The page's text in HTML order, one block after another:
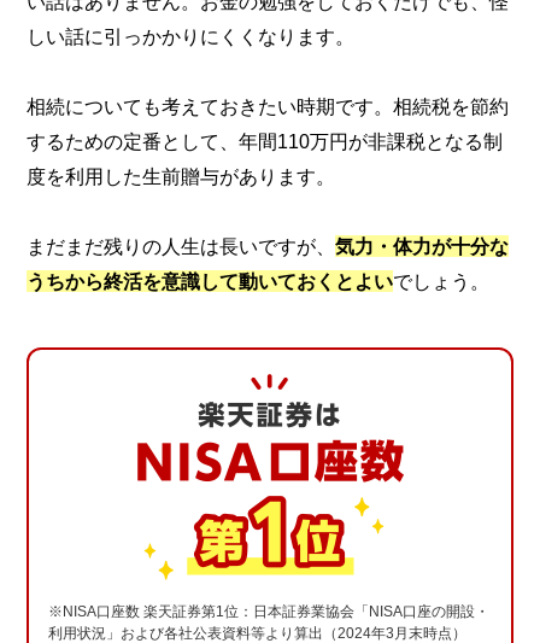
しい話に引っかかりにくくなります。
相続についても考えておきたい時期です。相続税を節約
するための定番として、年間110万円が非課税となる制
度を利用した生前贈与があります。
まだまだ残りの人生は長いですが、気力・体力が十分な
うちから終活を意識して動いておくとよいでしょう。
※NISA口座数 楽天証券第1位：日本証券業協会「NISA口座の開設・
利用状況」および各社公表資料等より算出（2024年3月末時点）